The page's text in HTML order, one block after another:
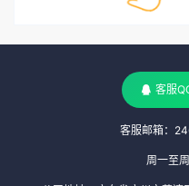
客服
客服邮箱：
周一至